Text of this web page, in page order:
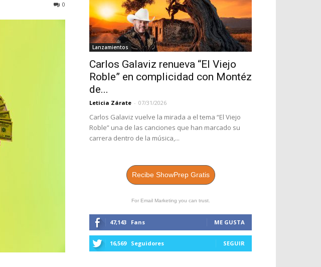
0
Lanzamientos
Carlos Galaviz renueva “El Viejo
Roble” en complicidad con Montéz
de...
Leticia Zárate - 07/31/2026
Carlos Galaviz vuelve la mirada a el tema “El Viejo
Roble” una de las canciones que han marcado su
carrera dentro de la música,...
Recibe ShowPrep Gratis
For Email Marketing you can trust.
47,143 Fans ME GUSTA
16,569 Seguidores SEGUIR